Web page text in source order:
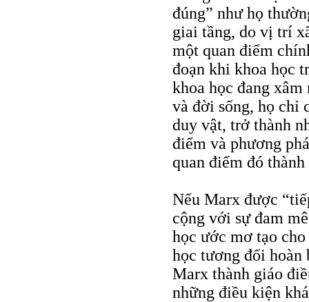
đúng” như họ
giai tầng, do vị trí
một quan điểm
đoạn khi khoa học
khoa học đang
và đời sống, họ chỉ
duy vật, trở thành
điểm và phương
quan điểm đó
Nếu Marx được
cộng với sự đam
học ước mơ tạo
học tương đối hoàn
Marx thành giáo
những điều kiện